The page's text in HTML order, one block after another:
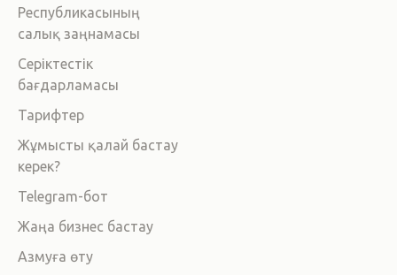
Республикасының
салық заңнамасы
Серіктестік
бағдарламасы
Тарифтер
Жұмысты қалай бастау
керек?
Telegram-бот
Жаңа бизнес бастау
Азмуға өту